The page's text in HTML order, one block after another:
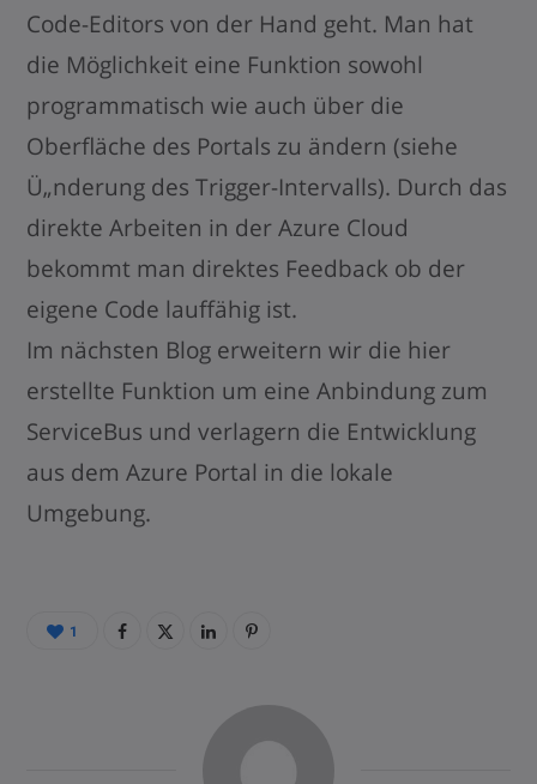
Code-Editors von der Hand geht. Man hat
die Möglichkeit eine Funktion sowohl
programmatisch wie auch über die
Oberfläche des Portals zu ändern (siehe
Ü„nderung des Trigger-Intervalls). Durch das
direkte Arbeiten in der Azure Cloud
bekommt man direktes Feedback ob der
eigene Code lauffähig ist.
Im nächsten Blog erweitern wir die hier
erstellte Funktion um eine Anbindung zum
ServiceBus und verlagern die Entwicklung
aus dem Azure Portal in die lokale
Umgebung.
1